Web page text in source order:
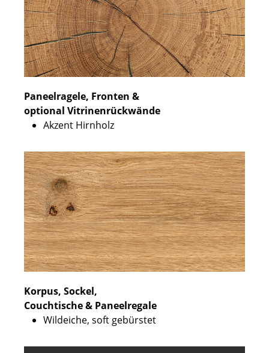
Paneelragele, Fronten &
optional Vitrinenrückwände
Akzent Hirnholz
Korpus, Sockel,
Couchtische & Paneelregale
Wildeiche, soft gebürstet